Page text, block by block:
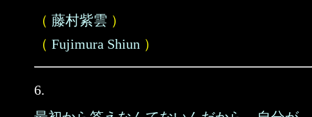
（ 藤村紫雲 ）
（ Fujimura Shiun ）
6.